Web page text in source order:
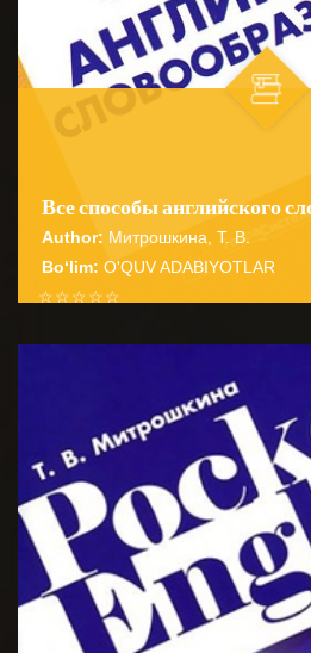
Все способы английского
Author: Митрошкина, Т. В.
Bo‘lim: O'QUV ADABIYOTLAR
☆
☆
☆
☆
☆
Справочник содержит
способах словообразования
существительных